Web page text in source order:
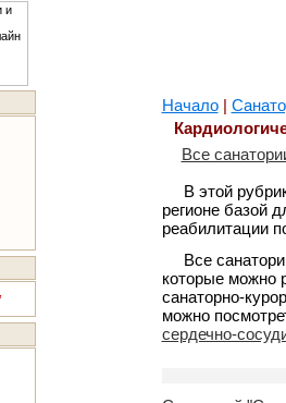
Начало|
Все
В этой
регионе базой
реабилитации
Все
которые можно
санаторно-
можно
сердечно-